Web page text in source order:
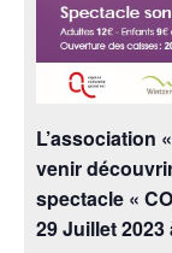
L’association
venir
spectacle «
29 Juillet 2023